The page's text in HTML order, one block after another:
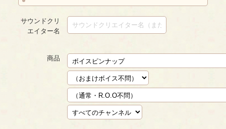
サウンドクリ
エイター名
商品